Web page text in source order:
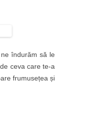
îndurăm să le
ceva care te-a
frumusețea și